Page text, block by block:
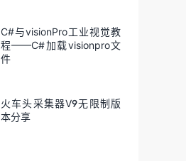
C#与visionPro工业视觉教
程——C#加载visionpro文
件
火车头采集器V9无限制版
本分享